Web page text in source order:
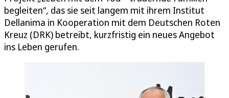
begleiten“, das sie seit langem mit ihrem Institut
Dellanima in Kooperation mit dem Deutschen Roten
Kreuz (DRK) betreibt, kurzfristig ein neues Angebot
ins Leben gerufen.